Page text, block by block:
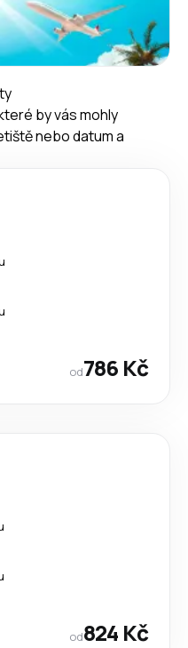
by vás mohly
nebo datum a
od786 Kč
od824 Kč